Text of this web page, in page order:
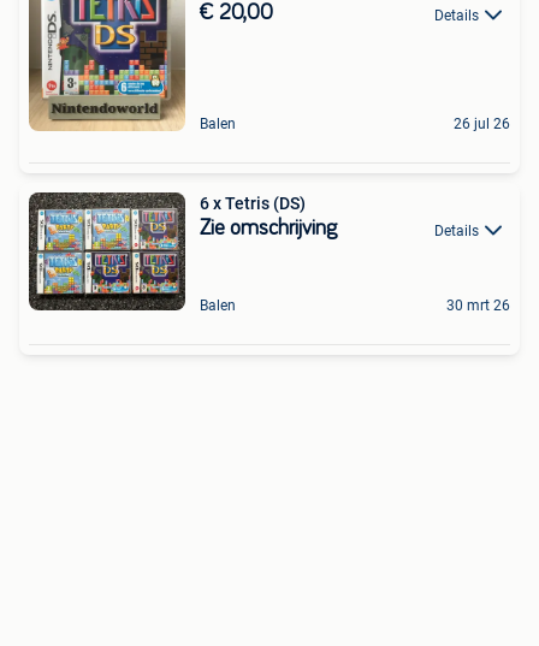
€ 20,00 Details
Balen 26 jul 26
6 x Tetris (DS)
Zie omschrijving Details
Balen 30 mrt 26